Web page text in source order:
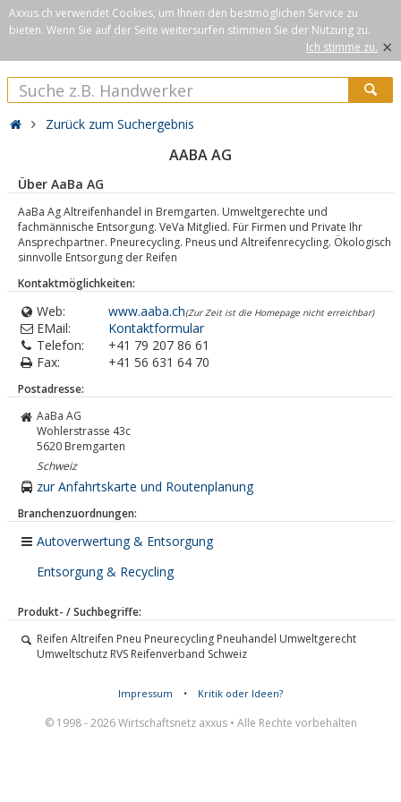
Axxus.ch verwendet Cookies, um Ihnen den bestmöglichen Service zu
bieten. Wenn Sie auf der Seite weitersurfen stimmen Sie der Nutzung zu.
Ich stimme zu. ×
Zurück zum Suchergebnis
AABA AG
Über AaBa AG
AaBa Ag Altreifenhandel in Bremgarten. Umweltgerechte und
fachmännische Entsorgung. VeVa Mitglied. Für Firmen und Private Ihr
Ansprechpartner. Pneurecycling. Pneus und Altreifenrecycling. Ökologisch
sinnvolle Entsorgung der Reifen
Kontaktmöglichkeiten:
Web: www.aaba.ch(Zur Zeit ist die Homepage nicht erreichbar)
EMail:
Kontaktformular
Telefon:
+41 79 207 86 61
Fax:
+41 56 631 64 70
Postadresse:
AaBa AG
Wohlerstrasse 43c
5620 Bremgarten
Schweiz
zur Anfahrtskarte und Routenplanung
Branchenzuordnungen:
Autoverwertung & Entsorgung
Entsorgung & Recycling
Produkt- / Suchbegriffe:
Reifen Altreifen Pneu Pneurecycling Pneuhandel Umweltgerecht
Umweltschutz RVS Reifenverband Schweiz
Impressum • Kritik oder Ideen?
© 1998 - 2026 Wirtschaftsnetz axxus • Alle Rechte vorbehalten